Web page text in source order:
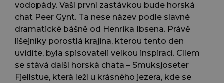
vodopády. Vaší první zastávkou bude horská
chat Peer Gynt. Ta nese název podle slavné
dramatické bášně od Henrika Ibsena. Právě
lišejníky porostlá krajina, kterou tento den
uvidíte, byla spisovateli velkou inspirací. Cílem
se stává další horská chata – Smuksjoseter
Fjellstue, která leží u krásného jezera, kde se